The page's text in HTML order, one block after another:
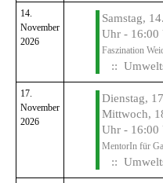
14.
November
2026
Samstag,
Uhr - 16:00
Faszination
::
17.
November
2026
Dienstag,
Mittwoch,
Uhr - 16:00
MentorIn für
::